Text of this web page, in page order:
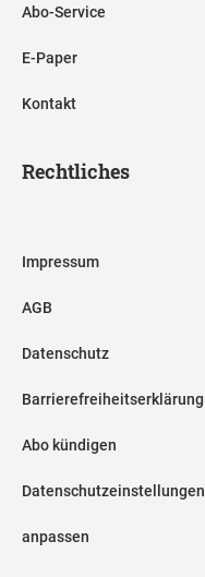
Abo-Service
E-Paper
Kontakt
Rechtliches
Impressum
AGB
Datenschutz
Barrierefreiheitserklärung
Abo kündigen
Datenschutzeinstellungen
anpassen